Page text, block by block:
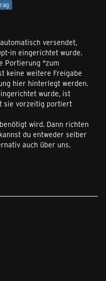
versendet,
in eingerichtet wurde.
Portierung "zum
keine weitere Freigabe
hier hinterlegt werden.
wurde, ist
sie vorzeitig portiert
wird. Dann richten
du entweder selber
auch über uns.